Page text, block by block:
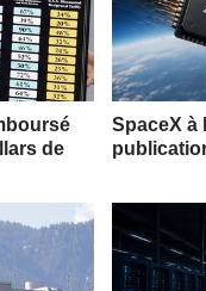
de
SpaceX à